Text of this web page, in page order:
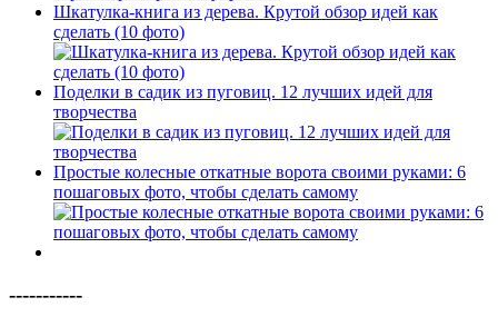
Шкатулка-книга из дерева. Крутой обзор идей как
сделать (10 фото)
Поделки в садик из пуговиц. 12 лучших идей для
творчества
Простые колесные откатные ворота своими руками: 6
пошаговых фото, чтобы сделать самому
-----------